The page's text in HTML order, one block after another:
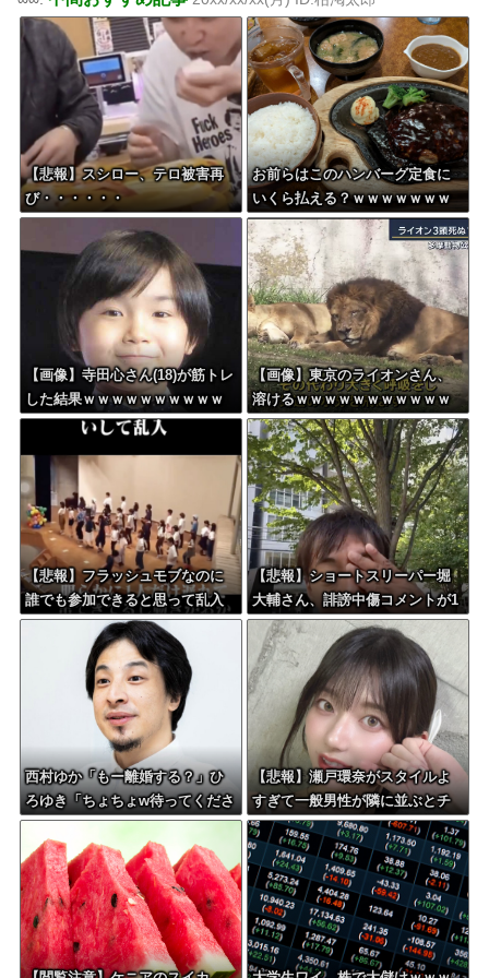
【悲報】スシロー、テロ被害再
び・・・・・・
お前らはこのハンバーグ定食に
いくら払える？ｗｗｗｗｗｗｗ
ｗｗｗ
【画像】寺田心さん(18)が筋トレ
した結果ｗｗｗｗｗｗｗｗｗｗ
ｗｗｗｗｗｗｗｗｗ
【画像】東京のライオンさん、
溶けるｗｗｗｗｗｗｗｗｗｗｗ
ｗｗｗｗｗｗｗｗｗｗｗ
【悲報】フラッシュモブなのに
誰でも参加できると思って乱入
した結果ｗｗｗｗｗｗｗｗｗｗ
【悲報】ショートスリーパー堀
大輔さん、誹謗中傷コメントが1
万件を越えて号泣してしまうｗ
ｗｗｗｗ
西村ゆか「もー離婚する？」ひ
ろゆき「ちょちょw待ってくださ
いよー」←これさぁ
【悲報】瀬戸環奈がスタイルよ
すぎて一般男性が隣に並ぶとチ
ンチクリンに見えてしまう